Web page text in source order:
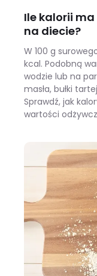
Ile kalorii
na diecie?
W 100 g
kcal. Podobną
wodzie lub na
masła, bułki
Sprawdź, jak
wartości